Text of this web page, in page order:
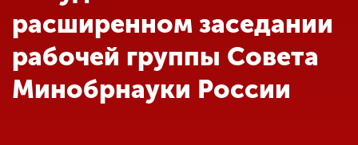
Наука
Международная
деятельность
расширенном заседании
рабочей группы Совета
Минобрнауки России